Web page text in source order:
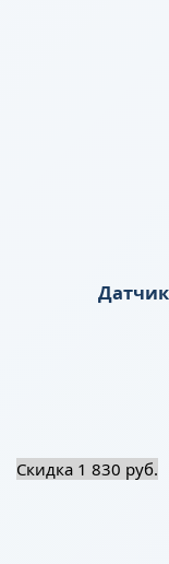
Скидка 1 830 руб.